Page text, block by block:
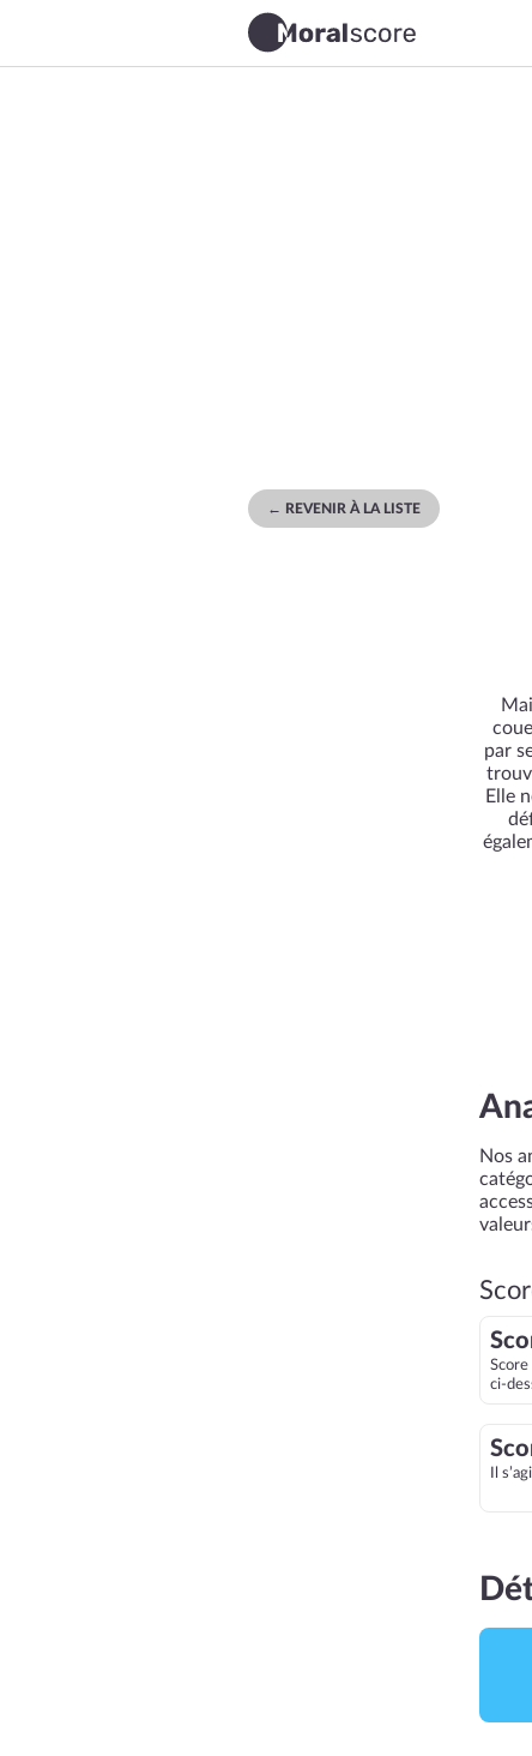
← REVENIR À LA LISTE
par
Elle
Nos
Score
ci-
Il